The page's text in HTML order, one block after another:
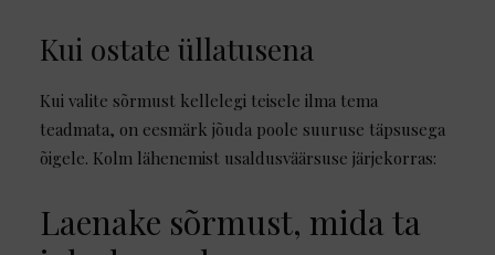
Kui ostate üllatusena
Kui valite sõrmust kellelegi teisele ilma tema
teadmata, on eesmärk jõuda poole suuruse täpsusega
õigele. Kolm lähenemist usaldusväärsuse järjekorras:
Laenake sõrmust, mida ta